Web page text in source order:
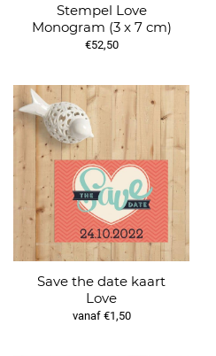
Stempel Love
Monogram (3 x 7 cm)
€52,50
Save the date kaart
Love
vanaf €1,50